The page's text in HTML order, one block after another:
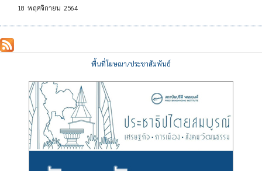
18 พฤศจิกายน 2564
พื้นที่โฆษณา/ประชาสัมพันธ์